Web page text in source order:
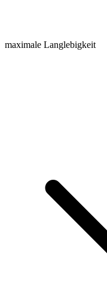
maximale Langlebigkeit